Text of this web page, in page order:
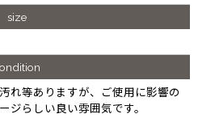
size
れ等ありますが、ご使用に影響の
ジらしい良い雰囲気です。